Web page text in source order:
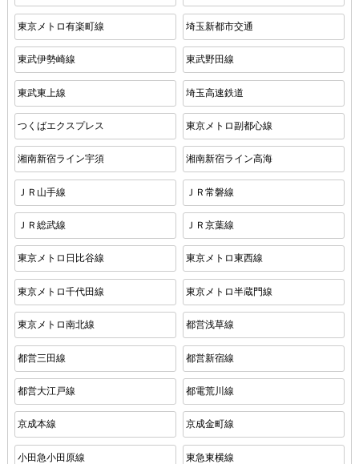
東京メトロ有楽町線 埼玉新都市交通
東武伊勢崎線 東武野田線
東武東上線 埼玉高速鉄道
つくばエクスプレス 東京メトロ副都心線
湘南新宿ライン宇須 湘南新宿ライン高海
ＪＲ山手線 ＪＲ常磐線
ＪＲ総武線 ＪＲ京葉線
東京メトロ日比谷線 東京メトロ東西線
東京メトロ千代田線 東京メトロ半蔵門線
東京メトロ南北線 都営浅草線
都営三田線 都営新宿線
都営大江戸線 都電荒川線
京成本線 京成金町線
小田急小田原線 東急東横線